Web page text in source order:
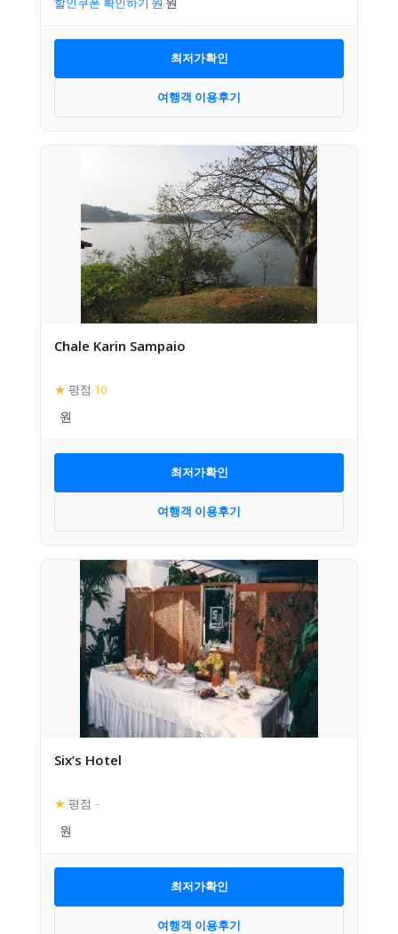
최저가확인
여행객 이용후기
Chale Karin Sampaio
★ 평점 10
최저가확인
여행객 이용후기
Six’s Hotel
★ 평점 –
최저가확인
여행객 이용후기